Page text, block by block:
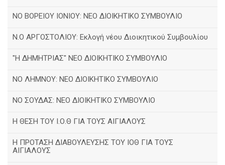
NO BOΡΕΙΟΥ ΙΟΝΙΟΥ: ΝΕΟ ΔΙΟΙΚΗΤΙΚΟ ΣΥΜΒΟΥΛΙΟ
Ν.Ο ΑΡΓΟΣΤΟΛΙΟΥ: Εκλογή νέου Διοικητικού Συμβουλίου
"Η ΔΗΜΗΤΡΙΑΣ" ΝΕΟ ΔΙΟΙΚΗΤΙΚΟ ΣΥΜΒΟΥΛΙΟ
ΝΟ ΛΗΜΝΟΥ: ΝΕΟ ΔΙΟΙΚΗΤΙΚΟ ΣΥΜΒΟΥΛΙΟ
ΝΟ ΣΟΥΔΑΣ: NEO ΔΙΟΙΚΗΤΙΚΟ ΣΥΜΒΟΥΛΙΟ
Η ΘΕΣΗ ΤΟΥ Ι.Ο.Θ ΓΙΑ ΤΟΥΣ ΑΙΓΙΑΛΟΥΣ
Η ΠΡΟΤΑΣΗ ΔΙΑΒΟΥΛΕΥΣΗΣ ΤΟΥ ΙΟΘ ΓΙΑ ΤΟΥΣ
ΑΙΓΙΑΛΟΥΣ